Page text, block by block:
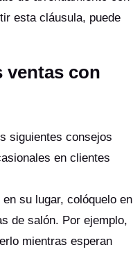
esta cláusula, puede
ventas con
siguientes consejos
en clientes
su lugar, colóquelo en
de salón. Por ejemplo,
mientras esperan